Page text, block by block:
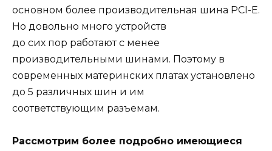
основном более производительная шина PCI-Е.
Но довольно много устройств
до сих пор работают с менее
производительными шинами. Поэтому в
современных материнских платах установлено
до 5 различных шин и им
соответствующим разъемам.
Рассмотрим более подробно имеющиеся